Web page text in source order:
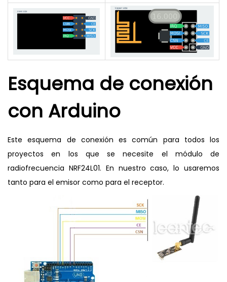
Esquema de conexión
con Arduino
Este esquema de conexión es común para todos los
proyectos en los que se necesite el módulo de
radiofrecuencia NRF24L01. En nuestro caso, lo usaremos
tanto para el emisor como para el receptor.